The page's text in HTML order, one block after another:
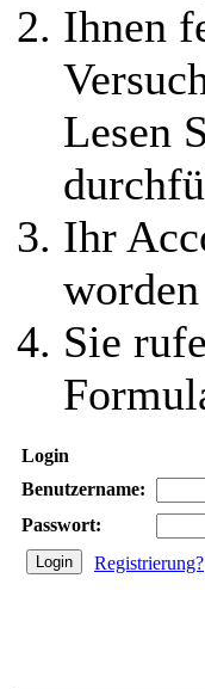
Ihnen
Lesen
Ihr
Sie
Login
Benutzername:
Passwort:
Registrierung?